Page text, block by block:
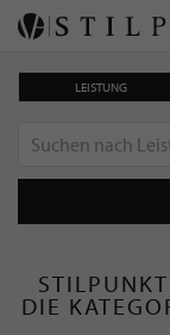
LEISTUNG
DIE